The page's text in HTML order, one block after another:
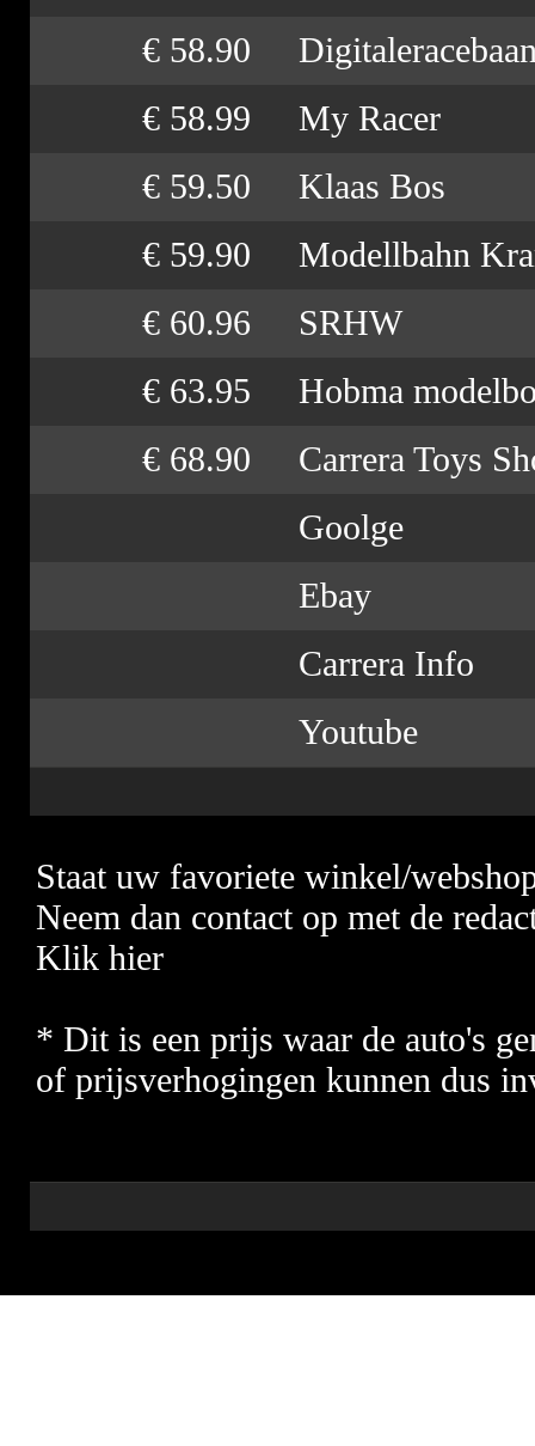
€ 58.90
€ 58.99 My Racer
€ 59.50 Klaas Bos
€ 59.90 Modellbahn
€ 60.96 SRHW
€ 63.95 Hobma
€ 68.90 Carrera Toys
Goolge
Ebay
Carrera Info
Youtube
Staat uw favoriete winkel/
Neem dan contact op met de
Klik hier
* Dit is een prijs waar de auto's
of prijsverhogingen kunnen dus